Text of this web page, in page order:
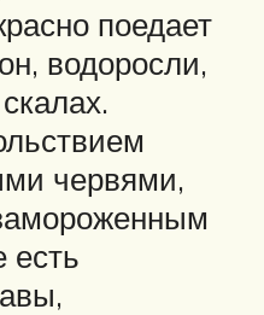
поедает
водоросли,
червями,
есть